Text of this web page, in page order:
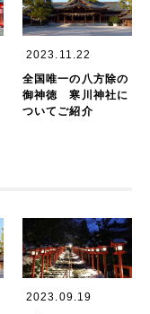
全国唯一の八方除の
御神徳 寒川神社に
ついてご紹介
2023.11.22
2023.09.19